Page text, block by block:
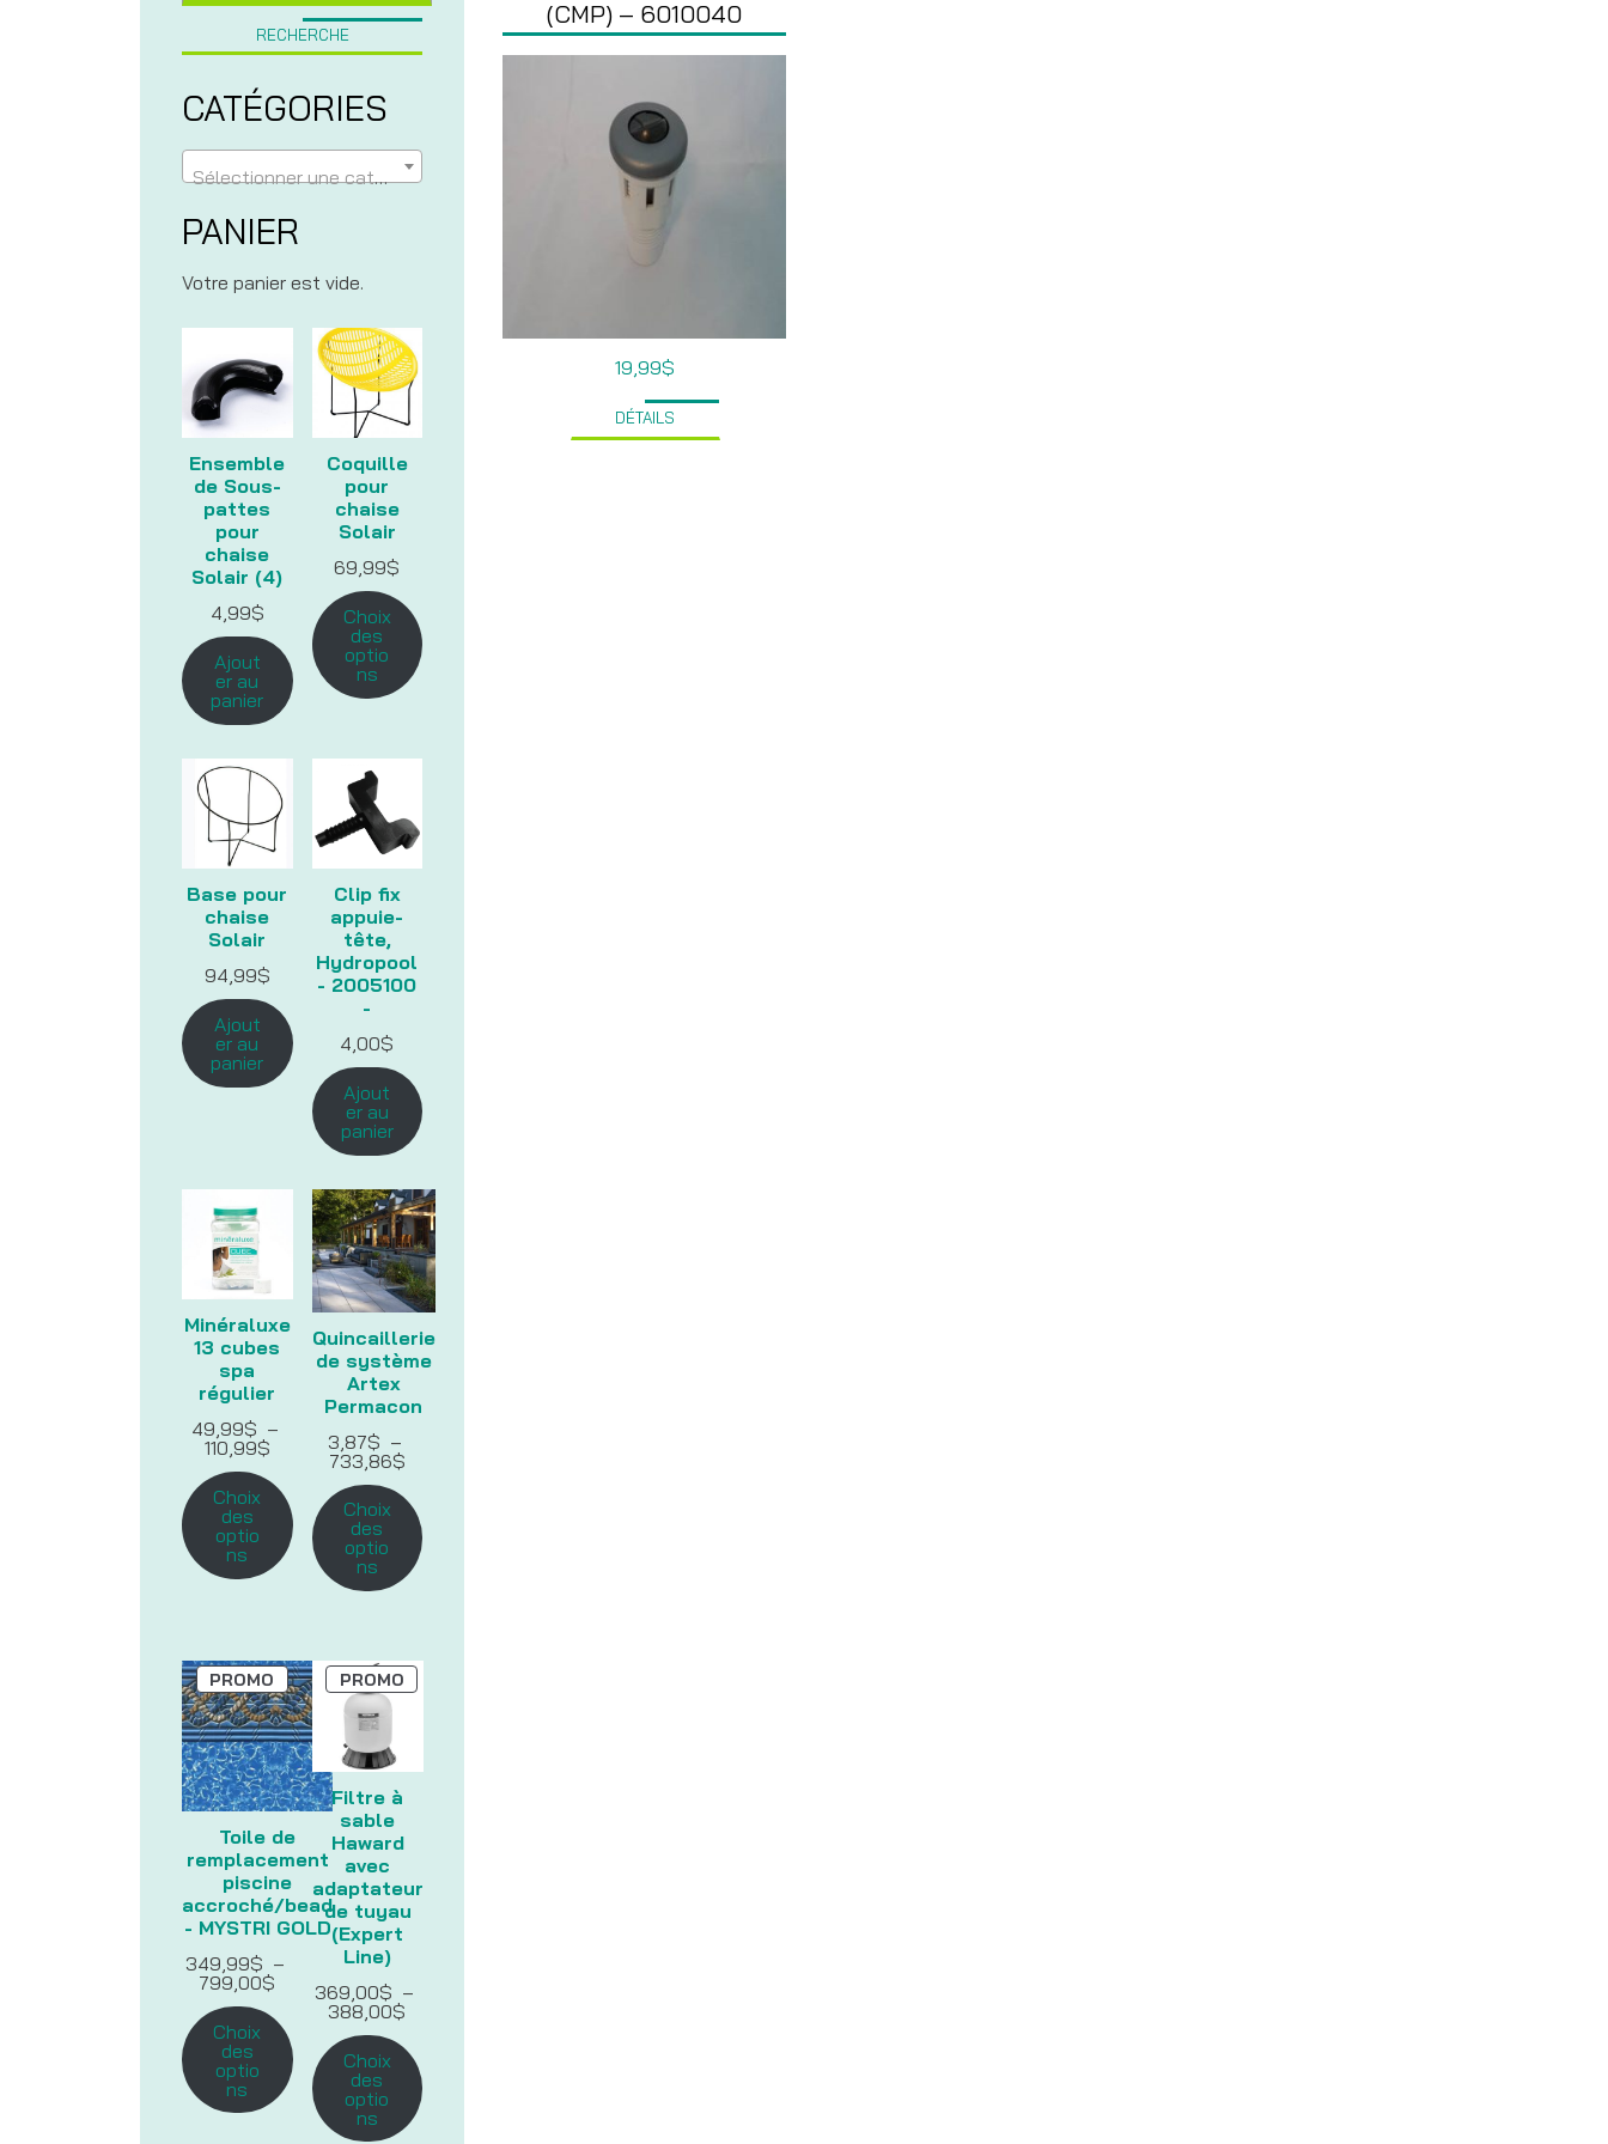
(CMP) – 6010040
19,99$
DÉTAILS
RECHERCHE
CATÉGORIES
Sélectionner une catégorie
PANIER
Votre panier est vide.
Ensemble
de Sous-
pattes
pour
chaise
Solair (4)
4,99$
Ajout
er au
panier
Coquille
pour
chaise
Solair
69,99$
Choix
des
optio
ns
Base pour
chaise
Solair
94,99$
Ajout
er au
panier
Clip fix
appuie-
tête,
Hydropool
- 2005100
-
4,00$
Ajout
er au
panier
Minéraluxe
13 cubes
spa
régulier
49,99$ –
110,99$Plage
prix :
49,99$
110,99$
Choix
des
optio
ns
Quincaillerie
de système
Artex
Permacon
3,87$ –
733,86$Plage
prix :
3,87$
733,86$
Choix
des
optio
ns
Toile de
remplacement
piscine
accroché/bead
- MYSTRI GOLD
PROMO PRODUIT
EN
PROMOTION
349,99$ –
799,00$ Plage
prix :
349,99$
799,00$
Choix
des
optio
ns
Filtre à
sable
Haward
avec
adaptateur
de tuyau
(Expert
Line)
PROMOPRODUIT
EN
369,00$ –
388,00$
prix :
369,00$
388,00$
Choix
des
optio
ns